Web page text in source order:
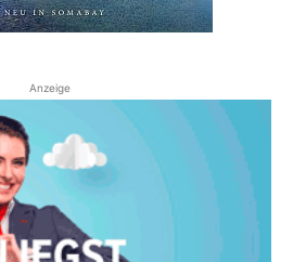
Anzeige